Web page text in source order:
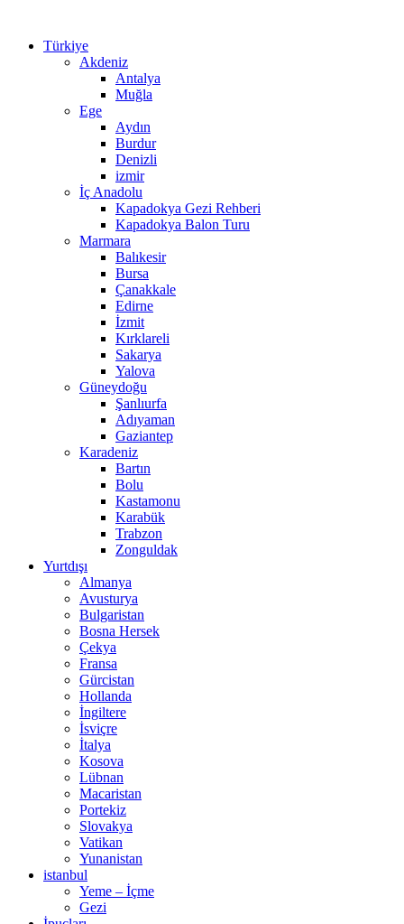
Türkiye
Akdeniz
Antalya
Muğla
Ege
Aydın
Burdur
Denizli
izmir
İç Anadolu
Kapadokya Gezi Rehberi
Kapadokya Balon Turu
Marmara
Balıkesir
Bursa
Çanakkale
Edirne
İzmit
Kırklareli
Sakarya
Yalova
Güneydoğu
Şanlıurfa
Adıyaman
Gaziantep
Karadeniz
Bartın
Bolu
Kastamonu
Karabük
Trabzon
Zonguldak
Yurtdışı
Almanya
Avusturya
Bulgaristan
Bosna Hersek
Çekya
Fransa
Gürcistan
Hollanda
İngiltere
İsviçre
İtalya
Kosova
Lübnan
Macaristan
Portekiz
Slovakya
Vatikan
Yunanistan
istanbul
Yeme – İçme
Gezi